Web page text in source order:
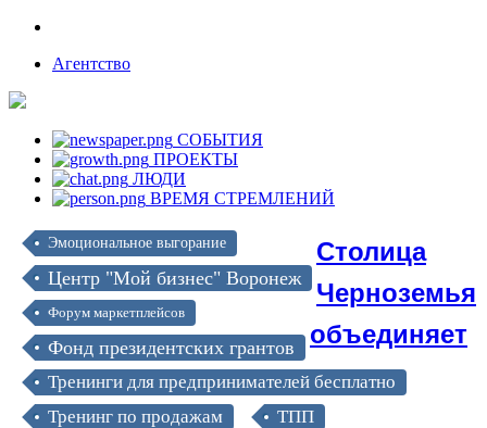
Агентство
СОБЫТИЯ
ПРОЕКТЫ
ЛЮДИ
ВРЕМЯ СТРЕМЛЕНИЙ
Эмоциональное выгорание
Центр "Мой бизнес" Воронеж
Форум маркетплейсов
Фонд президентских грантов
Тренинги для предпринимателей бесплатно
Тренинг по продажам
ТПП
Столица
Черноземья
объединяет